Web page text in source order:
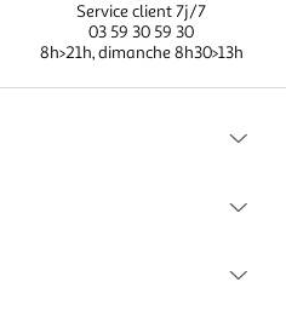
Service client 7j/7
03 59 30 59 30
8h>21h, dimanche 8h30>13h